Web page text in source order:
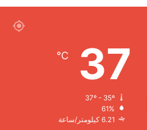
37
℃
61%
6.21 كيلومتر/ساعة